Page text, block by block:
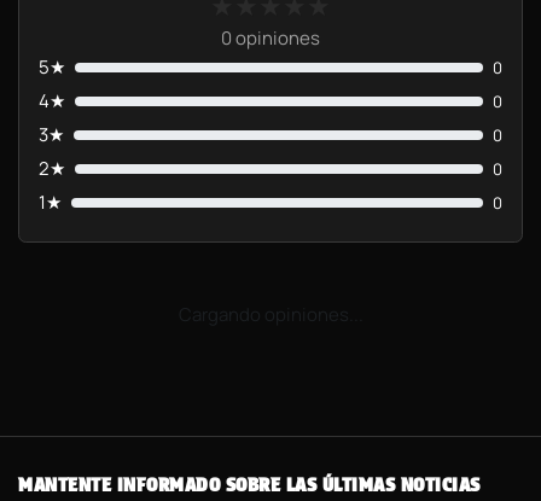
0 opiniones
5★
0
4★ 0
3★ 0
2★ 0
1★ 0
Cargando opiniones...
MANTENTE INFORMADO SOBRE LAS ÚLTIMAS NOTICIAS